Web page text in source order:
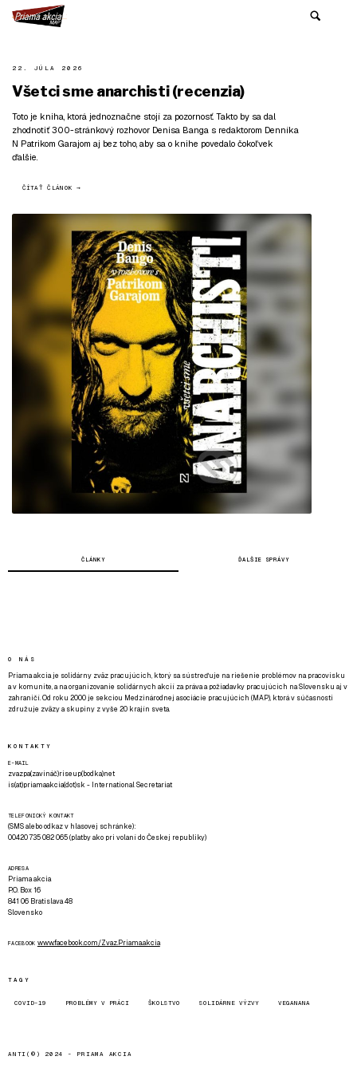
22. JÚLA 2026
Všetci sme anarchisti (recenzia)
Toto je kniha, ktorá jednoznačne stojí za pozornosť. Takto by sa dal
zhodnotiť 300-stránkový rozhovor Denisa Banga s redaktorom Denníka
N Patrikom Garajom aj bez toho, aby sa o knihe povedalo čokoľvek
ďalšie.
ČÍTAŤ ČLÁNOK →
ČLÁNKY ĎALŠIE SPRÁVY
O NÁS
Priama akcia je solidárny zväz pracujúcich, ktorý sa sústreďuje na riešenie problémov na pracovisku
a v komunite, a na organizovanie solidárnych akcií za práva a požiadavky pracujúcich na Slovensku aj v
zahraničí. Od roku 2000 je sekciou Medzinárodnej asociácie pracujúcich (MAP), ktorá v súčasnosti
združuje zväzy a skupiny z vyše 20 krajín sveta.
KONTAKTY
E-MAIL
zvazpa(zavináč)riseup(bodka)net
is(at)priamaakcia(dot)sk - International Secretariat
TELEFONICKÝ KONTAKT
(SMS alebo odkaz v hlasovej schránke):
00420 735 082 065 (platby ako pri volaní do Českej republiky)
ADRESA
Priama akcia
P.O. Box 16
841 06 Bratislava 48
Slovensko
FACEBOOK www.facebook.com/Zvaz.Priama.akcia
TAGY
COVID-19 PROBLÉMY V PRÁCI ŠKOLSTVO SOLIDÁRNE VÝZVY VEGANANA
ANTI(©) 2024 - PRIAMA AKCIA